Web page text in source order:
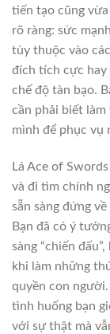
tiến tạo cũng
rõ ràng: sức
tùy thuộc vào
đích tích cực hay
chế độ tàn bạo.
cần phải biết làm
mình để phục vụ
Lá Ace of
và đi tìm chính
sẵn sàng đứng
Bạn đã có ý
sàng “chiến
khi làm những
quyền con
tình huống bạn
với sự thật mà